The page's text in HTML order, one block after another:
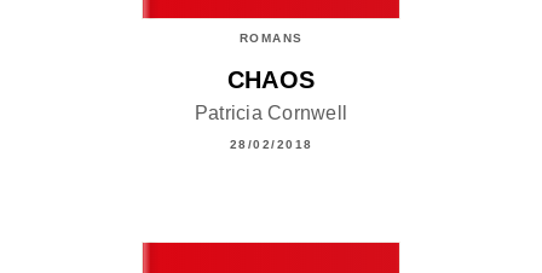
ROMANS
CHAOS
Patricia Cornwell
28/02/2018